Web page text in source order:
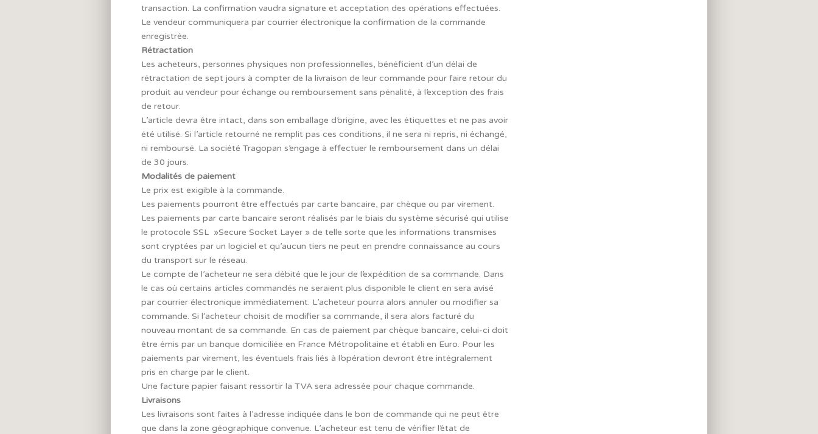
transaction. La confirmation vaudra signature et acceptation des opérations effectuées.
Le vendeur communiquera par courrier électronique la confirmation de la commande
enregistrée.
Rétractation
Les acheteurs, personnes physiques non professionnelles, bénéficient d’un délai de
rétractation de sept jours à compter de la livraison de leur commande pour faire retour du
produit au vendeur pour échange ou remboursement sans pénalité, à l’exception des frais
de retour.
L’article devra être intact, dans son emballage d’origine, avec les étiquettes et ne pas avoir
été utilisé. Si l’article retourné ne remplit pas ces conditions, il ne sera ni repris, ni échangé,
ni remboursé. La société Tragopan s’engage à effectuer le remboursement dans un délai
de 30 jours.
Modalités de paiement
Le prix est exigible à la commande.
Les paiements pourront être effectués par carte bancaire, par chèque ou par virement.
Les paiements par carte bancaire seront réalisés par le biais du système sécurisé qui utilise
le protocole SSL »Secure Socket Layer » de telle sorte que les informations transmises
sont cryptées par un logiciel et qu’aucun tiers ne peut en prendre connaissance au cours
du transport sur le réseau.
Le compte de l’acheteur ne sera débité que le jour de l’expédition de sa commande. Dans
le cas où certains articles commandés ne seraient plus disponible le client en sera avisé
par courrier électronique immédiatement. L’acheteur pourra alors annuler ou modifier sa
commande. Si l’acheteur choisit de modifier sa commande, il sera alors facturé du
nouveau montant de sa commande. En cas de paiement par chèque bancaire, celui-ci doit
être émis par un banque domiciliée en France Métropolitaine et établi en Euro. Pour les
paiements par virement, les éventuels frais liés à l’opération devront être intégralement
pris en charge par le client.
Une facture papier faisant ressortir la TVA sera adressée pour chaque commande.
Livraisons
Les livraisons sont faites à l’adresse indiquée dans le bon de commande qui ne peut être
que dans la zone géographique convenue. L’acheteur est tenu de vérifier l’état de